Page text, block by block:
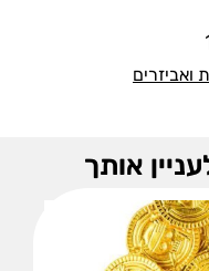
ואביזרים
אותך